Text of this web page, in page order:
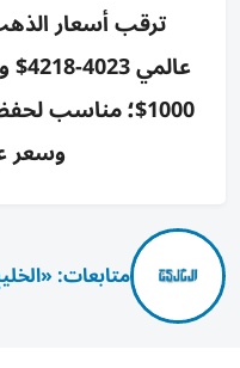
1000$؛ مناسب
وسعر
متابعات: